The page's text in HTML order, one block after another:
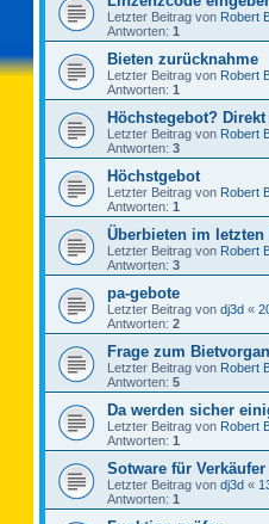
Letzter Beitrag von Robert
Antworten: 1
Bieten zurücknahme
Letzter Beitrag von Robert
Antworten: 1
Höchstegebot?
Letzter Beitrag von Robert
Antworten: 3
Höchstgebot
Letzter Beitrag von Robert
Antworten: 1
Überbieten im
Letzter Beitrag von Robert
Antworten: 3
pa-gebote
Letzter Beitrag von dj3d «
Antworten: 2
Frage zum
Letzter Beitrag von Robert
Antworten: 5
Da werden sicher
Letzter Beitrag von Robert
Antworten: 1
Sotware für Verkäufer
Letzter Beitrag von dj3d «
Antworten: 1